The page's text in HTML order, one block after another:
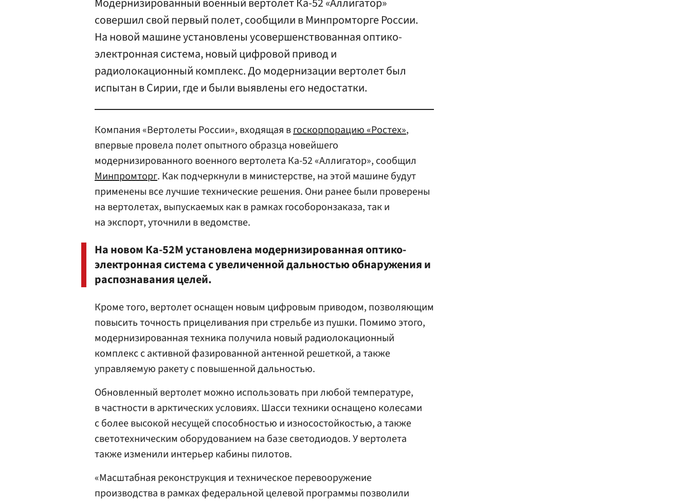
совершил свой первый полет, сообщили в Минпромторге России.
На новой машине установлены усовершенствованная оптико-
электронная система, новый цифровой привод и
радиолокационный комплекс. До модернизации вертолет был
испытан в Сирии, где и были выявлены его недостатки.
Компания «Вертолеты России», входящая вгоскорпорацию «Ростех»,
впервые провела полет опытного образца новейшего
модернизированного военного вертолета Ка-52 «Аллигатор», сообщил
Минпромторг. Как подчеркнули в министерстве, на этой машине будут
применены все лучшие технические решения. Они ранее были проверены
на вертолетах, выпускаемых как в рамках гособоронзаказа, так и
на экспорт, уточнили в ведомстве.
На новом Ка-52М установлена модернизированная оптико-
электронная система с увеличенной дальностью обнаружения и
распознавания целей.
Кроме того, вертолет оснащен новым цифровым приводом, позволяющим
повысить точность прицеливания при стрельбе из пушки. Помимо этого,
модернизированная техника получила новый радиолокационный
комплекс с активной фазированной антенной решеткой, а также
управляемую ракету с повышенной дальностью.
Обновленный вертолет можно использовать при любой температуре,
в частности в арктических условиях. Шасси техники оснащено колесами
с более высокой несущей способностью и износостойкостью, а также
светотехническим оборудованием на базе светодиодов. У вертолета
также изменили интерьер кабины пилотов.
«Масштабная реконструкция и техническое перевооружение
производства в рамках федеральной целевой программы позволили